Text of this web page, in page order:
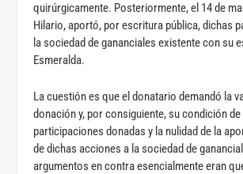
quirúrgicamente. Posteriormente, el 14 de
Hilario, aportó, por escritura pública, dichas
la sociedad de gananciales existente con su
Esmeralda.
La cuestión es que el donatario demandó la
donación y, por consiguiente, su condición
participaciones donadas y la nulidad de la
de dichas acciones a la sociedad de
argumentos en contra esencialmente eran